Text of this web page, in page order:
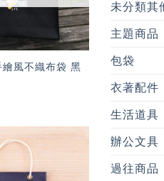
風不織布袋 黑
未分類其
主題商品
包袋
衣著配件
生活道具
辦公文具
過往商品